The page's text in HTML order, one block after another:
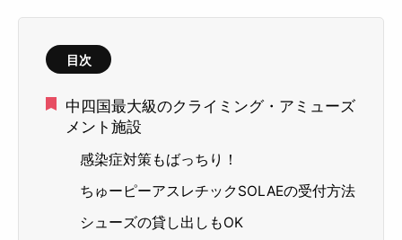
目次
中四国最大級のクライミング・アミューズ
メント施設
感染症対策もばっちり！
ちゅーピーアスレチックSOLAEの受付方法
シューズの貸し出しもOK